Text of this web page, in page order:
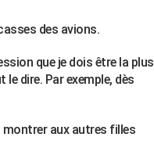
des avions.
que je dois être la plus
dire. Par exemple, dès
montrer aux autres filles